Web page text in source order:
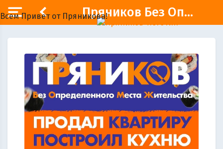
Пряников Без Оп...
Всем Привет от Пряникова!